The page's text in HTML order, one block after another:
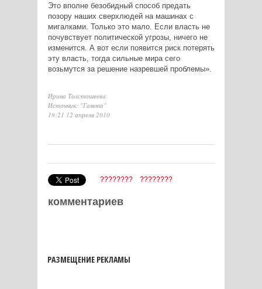
Это вполне безобидный способ предать
позору наших сверхлюдей на машинах с
мигалками. Только это мало. Если власть не
почувствует политической угрозы, ничего не
изменится. А вот если появится риск потерять
эту власть, тогда сильные мира сего
возьмутся за решение назревшей проблемы».
Ирина Толстошеева
Источник: "Газета"
19:21 12 апреля 2010
???????? ????????
комментариев
РАЗМЕЩЕНИЕ РЕКЛАМЫ